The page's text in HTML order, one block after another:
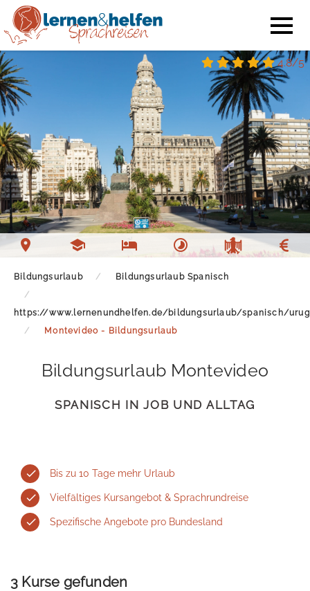
4.8/5
Bildungsurlaub Bildungsurlaub Spanisch
https://www.lernenundhelfen.de/bildungsurlaub/spanisch/
Montevideo - Bildungsurlaub
Bildungsurlaub Montevideo
SPANISCH IN JOB UND ALLTAG
Bis zu 10 Tage mehr Urlaub
Vielfältiges Kursangebot & Sprachrundreise
Spezifische Angebote pro Bundesland
3 Kurse gefunden